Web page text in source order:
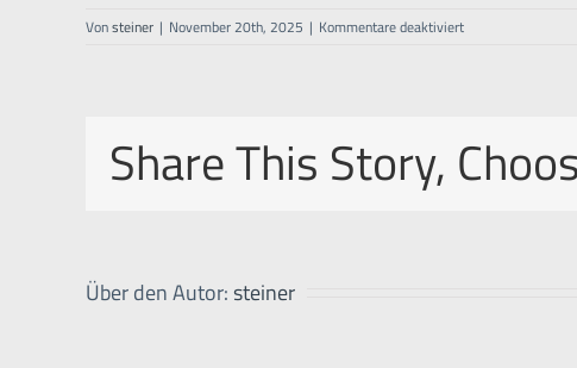
Vonsteiner | November 20th, 2025 | Kommentare deaktiviertfür
EN
Share This Story,
Über den Autor:steiner